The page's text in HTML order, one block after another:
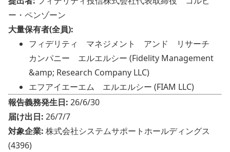
ー・ペンゾーン
大量保有者(全員):
フィデリティ マネジメント アンド リサーチ
カンパニー エルエルシー (Fidelity Management
&amp; Research Company LLC)
エフアイエーエム エルエルシー (FIAM LLC)
報告義務発生日: 26/6/30
届け出日: 26/7/7
対象企業: 株式会社システムサポートホールディングス
(4396)